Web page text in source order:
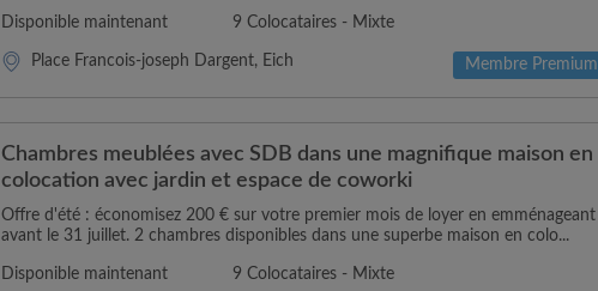
Disponible maintenant 9 Colocataires - Mixte
Place Francois-joseph Dargent, Eich Membre Premium
Chambres meublées avec SDB dans une magnifique maison en
colocation avec jardin et espace de coworki
Offre d'été : économisez 200 € sur votre premier mois de loyer en emménageant
avant le 31 juillet. 2 chambres disponibles dans une superbe maison en colo...
Disponible maintenant 9 Colocataires - Mixte